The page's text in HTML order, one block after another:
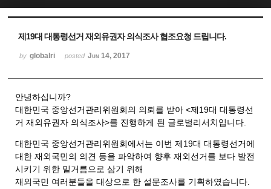
제19대 대통령선거 재외유권자 의식조사 협조요청 드립니다.
by globalri posted Jun 14, 2017
안녕하십니까?
대한민국 중앙선거관리위원회의 의뢰를 받아 <제19대 대통령선
거 재외유권자 의식조사>를 진행하게 된 글로벌리서치입니다.
대한민국 중앙선거관리위원회에서는 이번 제19대 대통령선거에
대한 재외국민의 의견 등을 파악하여 향후 재외선거를 보다 발전
시키기 위한 밑거름으로 삼기 위해
재외국민 여러분들을 대상으로 한 설문조사를 기획하였습니다.
Sketchbook5, 스케치북5